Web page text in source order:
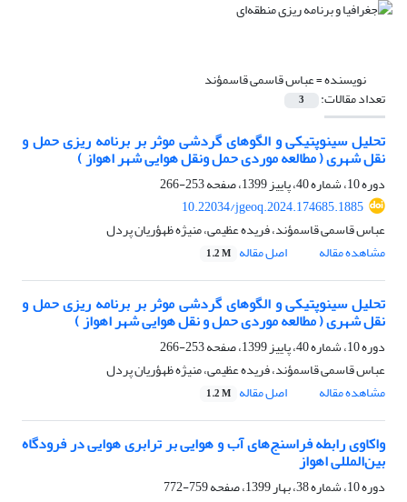
نویسنده =عباس قاسمی قاسمؤند
تعداد مقالات: 3
تحلیل سینوپتیکی و الگوهای گردشی موثر بر برنامه ریزی حمل و
نقل شهری ( مطالعه موردی حمل ونقل هوایی شهر اهواز )
دوره 10، شماره 40، پاییز 1399، صفحه
253-266
10.22034/jgeoq.2024.174685.1885
عباس قاسمی قاسمؤند، فریده عظیمی، منیژه ظهؤریان پردل
مشاهده مقاله
اصل مقاله 1.2 M
تحلیل سینوپتیکی و الگوهای گردشی موثر بر برنامه ریزی حمل و
نقل شهری ( مطالعه موردی حمل و نقل هوایی شهر اهواز )
دوره 10، شماره 40، پاییز 1399، صفحه
253-266
عباس قاسمی قاسمؤند، فریده عظیمی، منیژه ظهؤریان پردل
مشاهده مقاله
اصل مقاله 1.2 M
واکاوی رابطه فراسنج‌های آب و هوایی بر ترابری هوایی در فرودگاه
بین‌المللی اهواز
دوره 10، شماره 38، بهار 1399، صفحه
759-772